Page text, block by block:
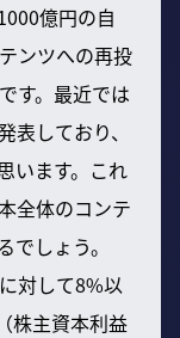
億円の自
ンツへの再投
す。最近では
しており、
います。これ
全体のコンテ
しょう。
対して8%以
株主資本利益